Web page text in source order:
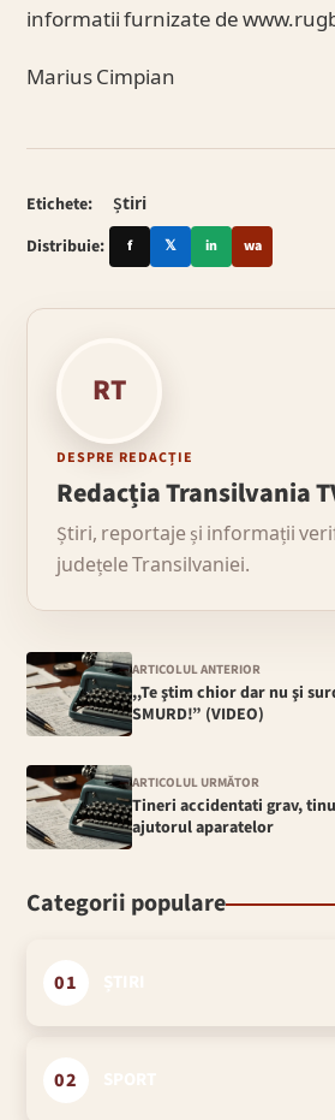
informatii furnizate de
Marius Cimpian
Etichete:
Știri
Distribuie:
f 𝕏 in wa
RT
DESPRE REDACȚIE
Redacția Transilvania
Știri, reportaje și informații
județele Transilvaniei.
ARTICOLUL ANTERIOR
,,Te ştim chior dar nu şi
SMURD!” (VIDEO)
ARTICOLUL URMĂTOR
Tineri accidentati grav,
ajutorul aparatelor
Categorii populare
01
02